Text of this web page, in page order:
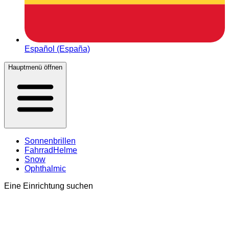
Español (España)
Hauptmenü öffnen
Sonnenbrillen
FahrradHelme
Snow
Ophthalmic
Eine Einrichtung suchen